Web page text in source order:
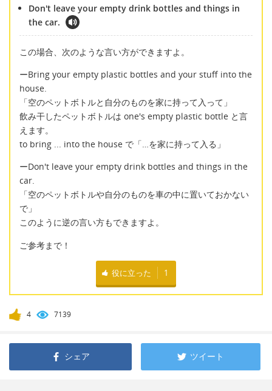
Don't leave your empty drink bottles and things in
the car.
この場合、次のような言い方ができますよ。
ーBring your empty plastic bottles and your stuff into the
house.
「空のペットボトルと自分のものを家に持って入って」
飲み干したペットボトルは one's empty plastic bottle と言
えます。
to bring ... into the house で「…を家に持って入る」
ーDon't leave your empty drink bottles and things in the
car.
「空のペットボトルや自分のものを車の中に置いておかない
で」
このように逆の言い方もできますよ。
ご参考まで！
役に立った 1
4 7139
シェア ツイート